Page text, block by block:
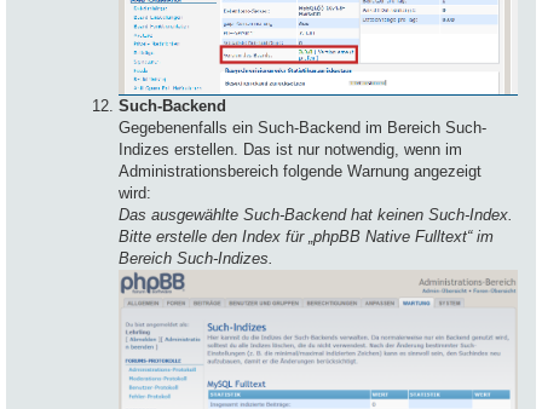
Such-Backend
Gegebenenfalls ein Such-Backend im Bereich Such-
Indizes erstellen. Das ist nur notwendig, wenn im
Administrationsbereich folgende Warnung angezeigt
wird:
Das ausgewählte Such-Backend hat keinen Such-Index.
Bitte erstelle den Index für „phpBB Native Fulltext“ im
Bereich Such-Indizes.